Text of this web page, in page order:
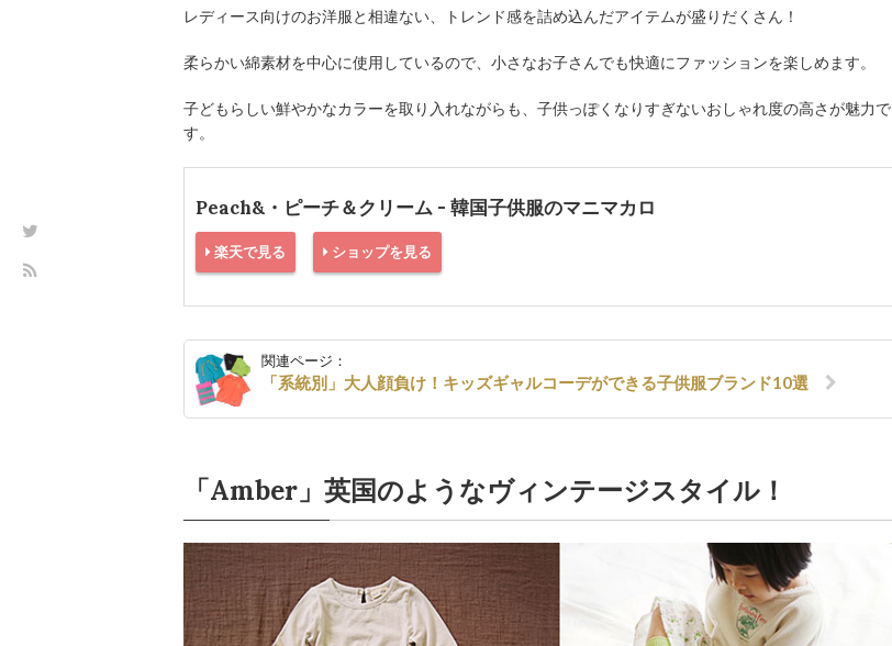
レディース向けのお洋服と相違ない、トレンド感を詰め込んだアイテムが盛りだくさん！
柔らかい綿素材を中心に使用しているので、小さなお子さんでも快適にファッションを楽しめます。
子どもらしい鮮やかなカラーを取り入れながらも、子供っぽくなりすぎないおしゃれ度の高さが魅力で
す。
Peach&・ピーチ＆クリーム - 韓国子供服のマニマカロ
楽天で見る ショップを見る
関連ページ：
「系統別」大人顔負け！キッズギャルコーデができる子供服ブランド10選
「Amber」英国のようなヴィンテージスタイル！